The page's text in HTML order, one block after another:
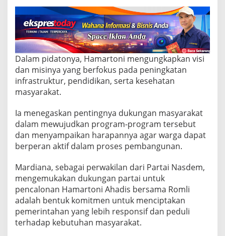
s
a
m
a
R
i
b
u
a
a
r
a
D
s
a
e
d
u
n
Dalam pidatonya, Hamartoni mengungkapkan visi
dan misinya yang berfokus pada peningkatan
infrastruktur, pendidikan, serta kesehatan
masyarakat.
Ia menegaskan pentingnya dukungan masyarakat
dalam mewujudkan program-program tersebut
dan menyampaikan harapannya agar warga dapat
berperan aktif dalam proses pembangunan.
Mardiana, sebagai perwakilan dari Partai Nasdem,
mengemukakan dukungan partai untuk
pencalonan Hamartoni Ahadis bersama Romli
adalah bentuk komitmen untuk menciptakan
pemerintahan yang lebih responsif dan peduli
terhadap kebutuhan masyarakat.